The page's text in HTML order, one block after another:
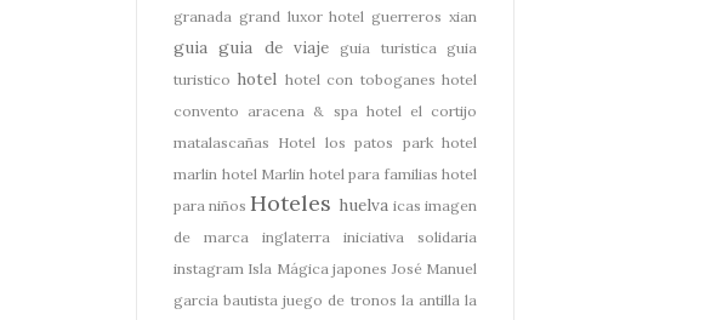
granada grand luxor hotel guerreros xian
guia guia de viaje guia turistica
guia
turistico hotel hotel con toboganes hotel
convento aracena & spa hotel el cortijo
matalascañas Hotel los patos park hotel
marlin hotel Marlin hotel para familias hotel
para niños Hoteles huelva icas imagen
de marca
inglaterra
iniciativa solidaria
instagram Isla Mágica japones José Manuel
garcia bautista juego de tronos la antilla la